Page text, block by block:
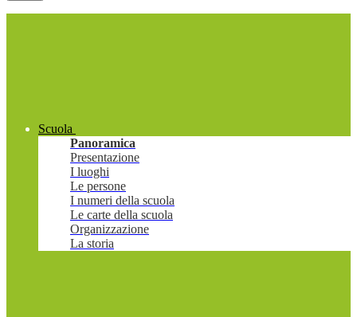
Scuola
Panoramica
Presentazione
I luoghi
Le persone
I numeri della scuola
Le carte della scuola
Organizzazione
La storia